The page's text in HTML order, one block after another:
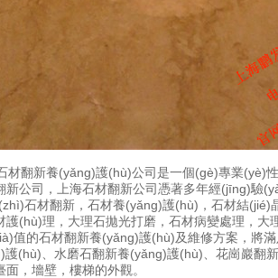
材翻新養(yǎng)護(hù)公司是一個(gè)專業(yè)
公司，上海石材翻新公司憑著多年經(jīng)驗
材翻新， 石材養(yǎng)護(hù) ，石材結(jié)
(hù)理， 大理石拋光打磨，石材病變處理， 大
值的石材翻新養(yǎng)護(hù)及維修方案，將滿足
(hù)、水磨石翻新養(yǎng)護(hù)、花崗巖
，墻壁，樓梯的外觀。